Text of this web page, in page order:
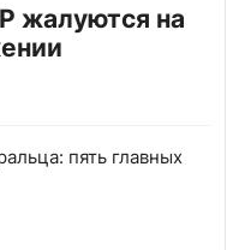
жалуются на
пять главных